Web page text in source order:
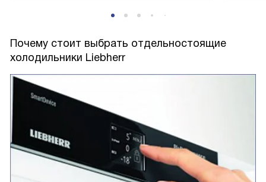
Почему стоит выбрать отдельностоящие
холодильники Liebherr